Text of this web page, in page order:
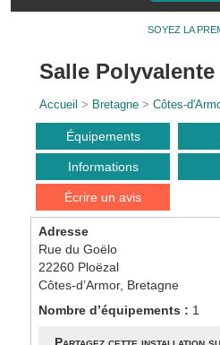
SOYEZ LA
Salle Polyvalente
Accueil > Bretagne >Côtes-
Équipements
Informations
Écrire un avis
Adresse
Rue du Goëlo
22260 Ploëzal
Côtes-d’Armor, Bretagne
Nombre d’équipements : 1